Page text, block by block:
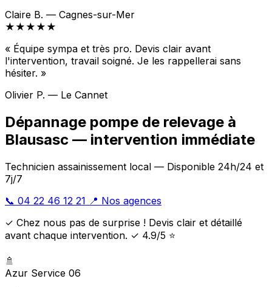
Claire B. — Cagnes-sur-Mer
★★★★★
« Équipe sympa et très pro. Devis clair avant
l'intervention, travail soigné. Je les rappellerai sans
hésiter. »
Olivier P. — Le Cannet
Dépannage pompe de relevage à
Blausasc — intervention immédiate
Technicien assainissement local — Disponible 24h/24 et
7j/7
📞 04 22 46 12 21 📍 Nos agences
✓ Chez nous pas de surprise ! Devis clair et détaillé
avant chaque intervention. ✓ 4.9/5 ⭐
🚿
Azur Service 06